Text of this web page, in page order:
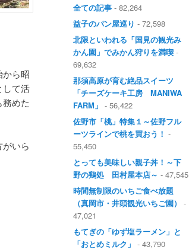
ら昭
して活
めた
いら
全ての記事 - 82,264
益子のパン屋巡り - 72,598
北限といわれる「国見の観光み
かん園」でみかん狩りを満喫 -
69,632
那須高原が育む絶品スイーツ
「チーズケーキ工房 MANIWA
FARM」 - 56,422
佐野市「桃」特集１～佐野フル
ーツラインで桃を買おう！ -
55,450
とっても美味しい親子丼！～下
野の鶏処 田村屋本店～ - 47,545
時間無制限のいちご食べ放題
（真岡市・井頭観光いちご園）
-
47,021
もてぎの「ゆず塩ラーメン」と
「おとめミルク」 - 43,790